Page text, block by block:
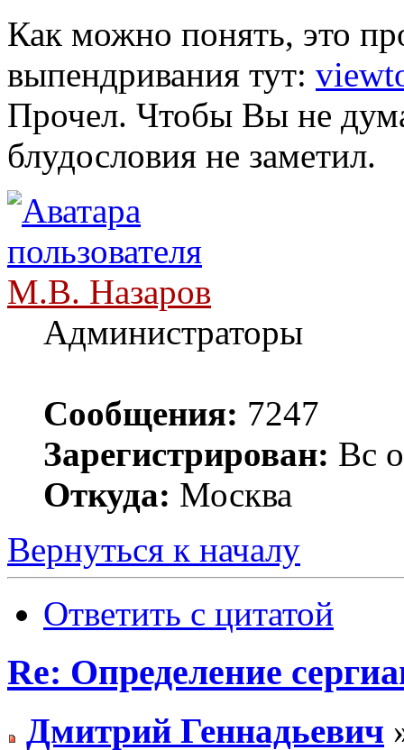
Как можно понять, это
выпендривания тут:
Прочел. Чтобы Вы не
блудословия не заметил.
М.В. Назаров
Администраторы
Сообщения: 7247
Зарегистрирован: Вс
Откуда: Москва
Вернуться к началу
Ответить с цитатой
Re: Определение
Дмитрий Геннадьевич